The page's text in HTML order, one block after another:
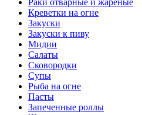
Креветки на огне
Закуски
Закуски к пиву
Мидии
Салаты
Сковородки
Супы
Рыба на огне
Пасты
Запеченные роллы